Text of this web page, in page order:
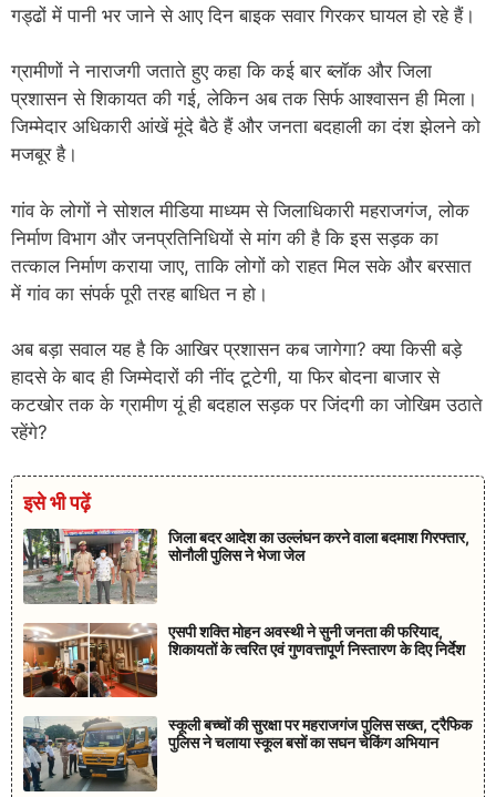
गड्ढों में पानी भर जाने से आए दिन बाइक सवार गिरकर घायल हो रहे हैं।
ग्रामीणों ने नाराजगी जताते हुए कहा कि कई बार ब्लॉक और जिला
प्रशासन से शिकायत की गई, लेकिन अब तक सिर्फ आश्वासन ही मिला।
जिम्मेदार अधिकारी आंखें मूंदे बैठे हैं और जनता बदहाली का दंश झेलने को
मजबूर है।
गांव के लोगों ने सोशल मीडिया माध्यम से जिलाधिकारी महराजगंज, लोक
निर्माण विभाग और जनप्रतिनिधियों से मांग की है कि इस सड़क का
तत्काल निर्माण कराया जाए, ताकि लोगों को राहत मिल सके और बरसात
में गांव का संपर्क पूरी तरह बाधित न हो।
अब बड़ा सवाल यह है कि आखिर प्रशासन कब जागेगा? क्या किसी बड़े
हादसे के बाद ही जिम्मेदारों की नींद टूटेगी, या फिर बोदना बाजार से
कटखोर तक के ग्रामीण यूं ही बदहाल सड़क पर जिंदगी का जोखिम उठाते
रहेंगे?
इसे भी पढ़ें
जिला बदर आदेश का उल्लंघन करने वाला बदमाश गिरफ्तार,
सोनौली पुलिस ने भेजा जेल
एसपी शक्ति मोहन अवस्थी ने सुनी जनता की फरियाद,
शिकायतों के त्वरित एवं गुणवत्तापूर्ण निस्तारण के दिए निर्देश
स्कूली बच्चों की सुरक्षा पर महराजगंज पुलिस सख्त, ट्रैफिक
पुलिस ने चलाया स्कूल बसों का सघन चेकिंग अभियान